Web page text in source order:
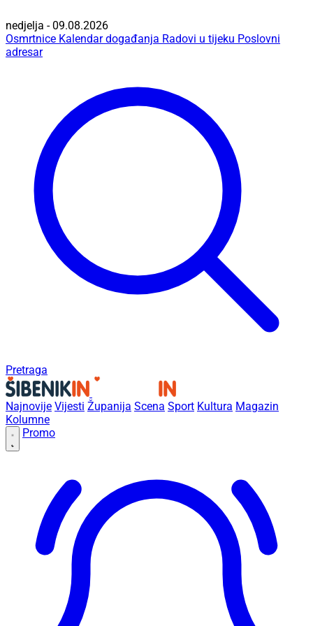
nedjelja - 09.08.2026
Osmrtnice Kalendar događanja Radovi u tijeku Poslovni
adresar
Pretraga
Najnovije Vijesti Županija Scena Sport Kultura Magazin
Kolumne
Promo